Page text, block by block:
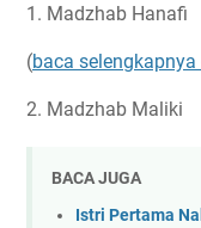
1. Madzhab Hanafi
(baca
2. Madzhab Maliki
BACA JUGA
Istri Pertama